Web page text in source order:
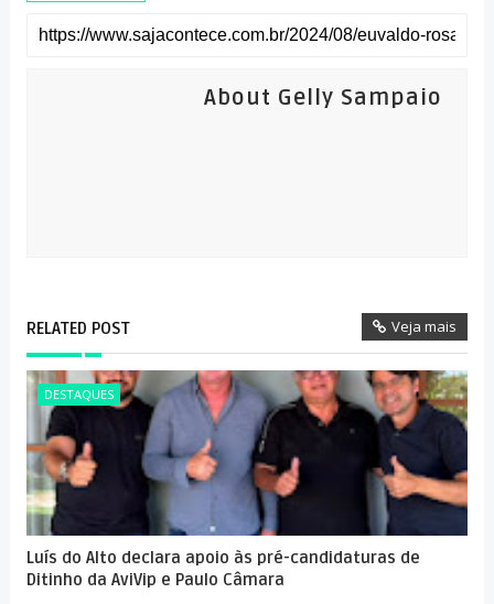
About Gelly Sampaio
RELATED POST Veja mais
DESTAQUES
Luís do Alto declara apoio às pré-candidaturas de
Ditinho da AviVip e Paulo Câmara